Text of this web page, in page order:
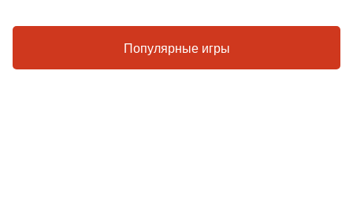
Популярные игры